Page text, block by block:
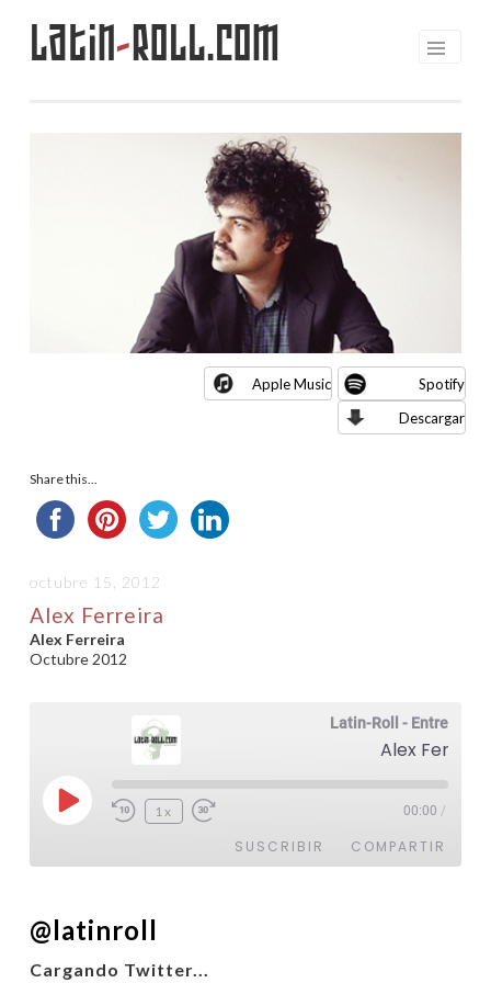
Saltar
Latin-Roll.com
Apple Music
Spotify
Descargar
Share this...
octubre 15, 2012
Alex Ferreira
Alex Ferreira
Octubre 2012
Latin-Roll - Entrevistas
Alex Ferreira
Reproducir
episodio
1x 00:00 /
SUSCRIBIR COMPARTIR
FEED RSS
@latinroll
Cargando Twitter...